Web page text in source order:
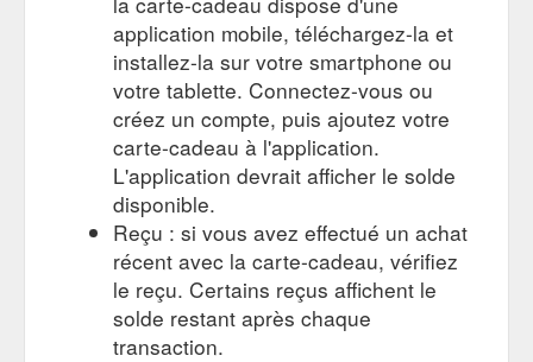
application mobile, téléchargez-la et
installez-la sur votre smartphone ou
votre tablette. Connectez-vous ou
créez un compte, puis ajoutez votre
carte-cadeau à l'application.
L'application devrait afficher le solde
disponible.
Reçu : si vous avez effectué un achat
récent avec la carte-cadeau, vérifiez
le reçu. Certains reçus affichent le
solde restant après chaque
transaction.